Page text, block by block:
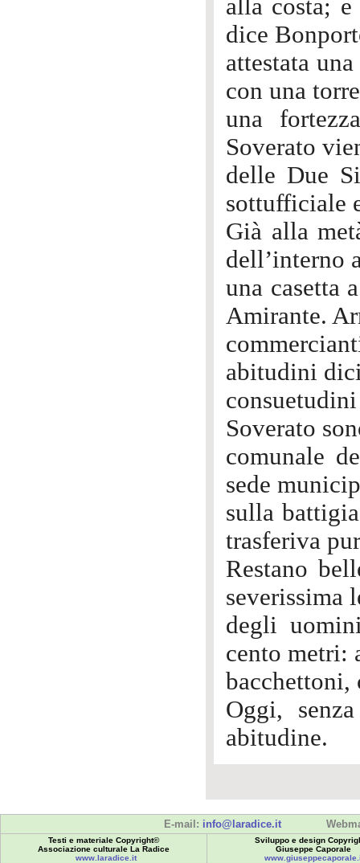
alla costa;
dice
attestata
con una
una
Soverato
delle Due
sottufficiale
Già alla
dell’interno
una casetta
Amirante.
abitudini
Soverato
comunale
sede
sulla
trasferiva
Restano
severissima
degli
cento metri:
bacchettoni,
Oggi,
abitudine.
E-mail: info@laradice.it
Testi e materiale Copyright©
Associazione culturale La Radice
www.laradice.it
Sviluppo e design
Giuseppe Caporale